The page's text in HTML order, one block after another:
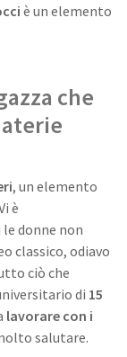
è un elemento
che
, un elemento
è
le donne non
classico, odiavo
ciò che
di 15
lavorare con i
salutare.